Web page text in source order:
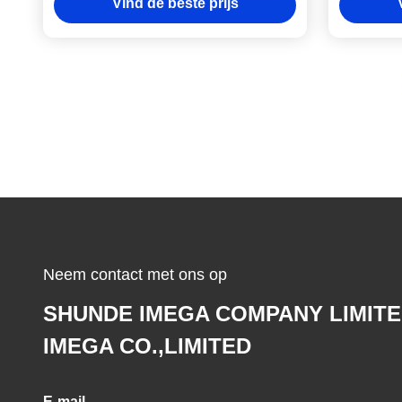
Vind de beste prijs
de
Neem contact met ons op
SHUNDE IMEGA COMPANY
IMEGA CO.,LIMITED